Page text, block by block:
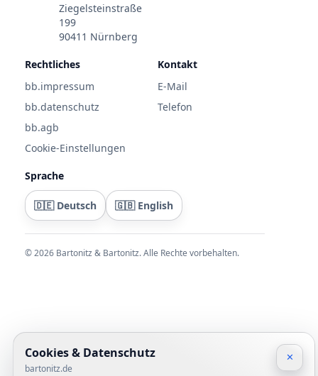
Ziegelsteinstraße
199
90411 Nürnberg
Rechtliches
bb.impressum
bb.datenschutz
bb.agb
Cookie-Einstellungen
Kontakt
E-Mail
Telefon
Sprache
🇩🇪 Deutsch 🇬🇧 English
©2026 Bartonitz & Bartonitz. Alle Rechte vorbehalten.
Cookies & Datenschutz
bartonitz.de
✕